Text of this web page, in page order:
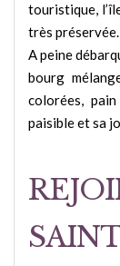
touristique,
très préservée.
A peine
bourg
colorées,
paisible et sa